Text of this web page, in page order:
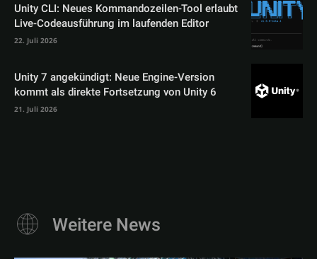
Unity CLI: Neues Kommandozeilen-Tool erlaubt
Live-Codeausführung im laufenden Editor
22. Juli 2026
Unity 7 angekündigt: Neue Engine-Version
kommt als direkte Fortsetzung von Unity 6
21. Juli 2026
Weitere News